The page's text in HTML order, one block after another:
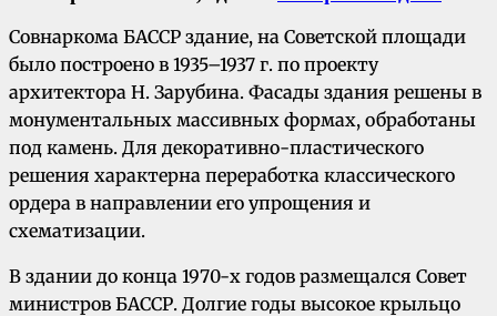
Совнаркома БАССР здание, на Советской площади
было построено в 1935–1937 г. по проекту
архитектора Н. Зарубина. Фасады здания решены в
монументальных массивных формах, обработаны
под камень. Для декоративно-пластического
решения характерна переработка классического
ордера в направлении его упрощения и
схематизации.
В здании до конца 1970-х годов размещался Совет
министров БАССР. Долгие годы высокое крыльцо